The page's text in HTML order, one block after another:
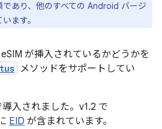
あり、他のすべての Android バージ
ます。
が挿入されているかどうかを
メソッドをサポートしてい
入されました。v1.2 で
EID が含まれています。